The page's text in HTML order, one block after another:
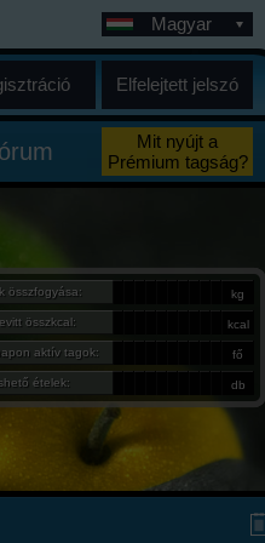
Magyar
Elfelejtett jelszó
Mit nyújt a
Prémium tagság?
összfogyása: kg
összkcal: kcal
aktív tagok: fő
ételek: db